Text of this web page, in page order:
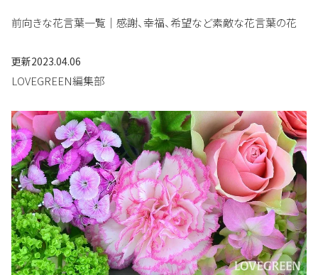
前向きな花言葉一覧｜感謝、幸福、希望など素敵な花言葉の花
更新2023.04.06
LOVEGREEN編集部